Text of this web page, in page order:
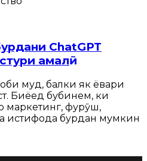
ChatGPT
амалӣ
муд, балки як ёвари
Биёед бубинем, ки
маркетинг, фурӯш,
истифода бурдан мумкин